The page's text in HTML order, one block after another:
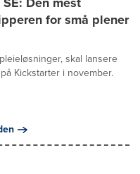
for små plener
skal lansere
Kickstarter i november.